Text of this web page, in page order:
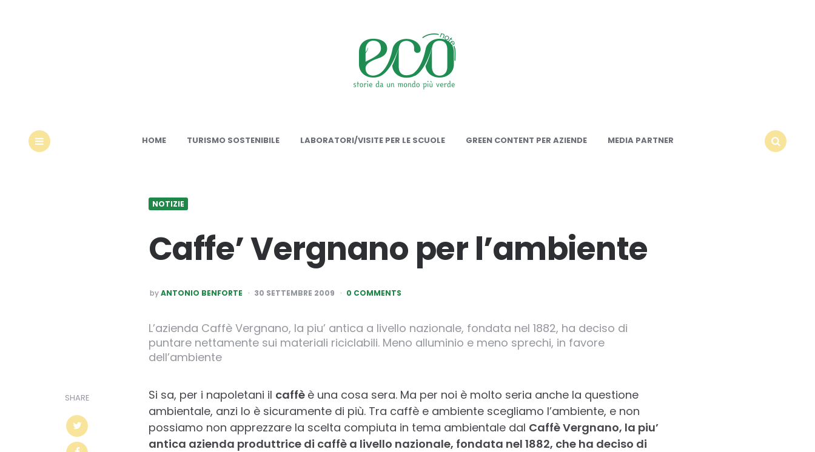
HOME TURISMO SOSTENIBILE LABORATORI/VISITE PER LE SCUOLE GREEN CONTENT PER AZIENDE
MEDIA PARTNER
NOTIZIE
Caffe’ Vergnano per l’ambiente
POSTED
BY
by ANTONIO BENFORTE 30 SETTEMBRE 2009 0 COMMENTS
L’azienda Caffè Vergnano, la piu’ antica a livello nazionale, fondata nel 1882, ha deciso di
puntare nettamente sui materiali riciclabili. Meno alluminio e meno sprechi, in favore
dell’ambiente
SHARE Si sa, per i napoletani il caffè è una cosa sera. Ma per noi è molto seria anche la questione
ambientale, anzi lo è sicuramente di più. Tra caffè e ambiente scegliamo l’ambiente, e non
possiamo non apprezzare la scelta compiuta in tema ambientale dal Caffè Vergnano, la piu’
antica azienda produttrice di caffè a livello nazionale, fondata nel 1882, che ha deciso di